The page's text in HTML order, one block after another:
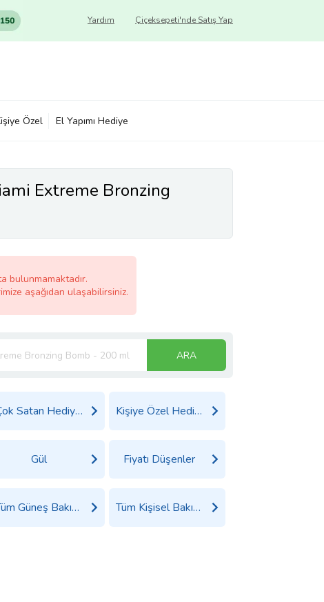
Çiçeksepeti'nde Satış Yap
Yardım
Özel El Yapımı Hediye
Extreme Bronzing
bulunmamaktadır.
aşağıdan ulaşabilirsiniz.
ARA
Çok Satan Hediyeler Kişiye Özel Hediyeler
Gül Fiyatı Düşenler
Tüm Güneş Bakım Ürünleri Ürünleri Tüm Kişisel Bakım Ürünleri